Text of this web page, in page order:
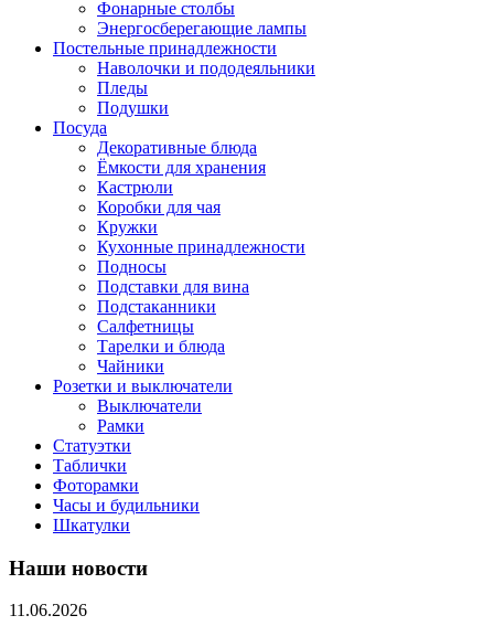
Фонарные столбы
Энергосберегающие лампы
Постельные принадлежности
Наволочки и пододеяльники
Пледы
Подушки
Посуда
Декоративные блюда
Ёмкости для хранения
Кастрюли
Коробки для чая
Кружки
Кухонные принадлежности
Подносы
Подставки для вина
Подстаканники
Салфетницы
Тарелки и блюда
Чайники
Розетки и выключатели
Выключатели
Рамки
Статуэтки
Таблички
Фоторамки
Часы и будильники
Шкатулки
Наши новости
11.06.2026